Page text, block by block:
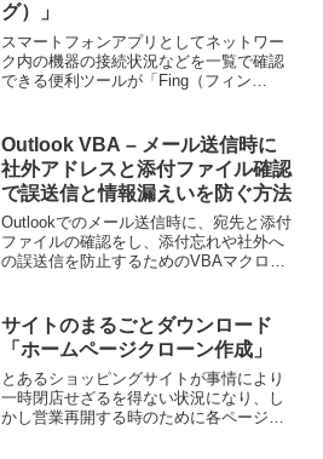
グ）」
スマートフォンアプリとしてネットワー
ク内の機器の接続状況などを一覧で確認
できる便利ツールが「Fing（フィン
ーク内を網羅できるので、不正なWi-F...
Outlook VBA – メール送信時に
社外アドレスと添付ファイル確認
で誤送信と情報漏えいを防ぐ方法
Outlookでのメール送信時に、宛先と添付
ファイルの確認をし、添付忘れや社外へ
の誤送信を防止するためのVBAマクロで
信する場合には宛先確認のメッセージボ
ックスを表示し...
サイトのまるごとダウンロード
「ホームページクローン作成」
とあるショッピングサイトが事情により
一時閉店せざるを得ない状況になり、し
かし営業再開する時のために各ページ内